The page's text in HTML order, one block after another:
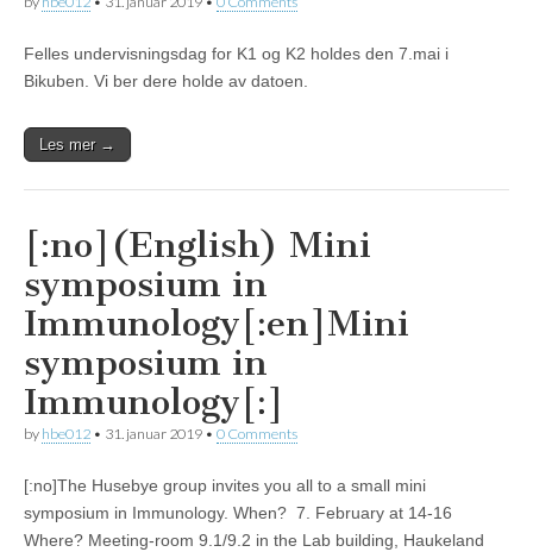
Felles undervisningsdag for K1 og K2 holdes den 7.mai i
Bikuben. Vi ber dere holde av datoen.
Les mer →
[:no](English) Mini
symposium in
Immunology[:en]Mini
symposium in
Immunology[:]
by hbe012 • 31. januar 2019 • 0 Comments
[:no]The Husebye group invites you all to a small mini
symposium in Immunology. When? 7. February at 14-16
Where? Meeting-room 9.1/9.2 in the Lab building, Haukeland